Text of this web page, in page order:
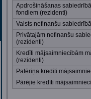
Apdrošināšanas
fondiem (rezidenti)
Valsts nefinanšu
Privātajām nefinanšu
(rezidenti)
Kredīti mājsaimniecībām
(rezidenti)
Patēriņa kredīti
Pārējie kredīti